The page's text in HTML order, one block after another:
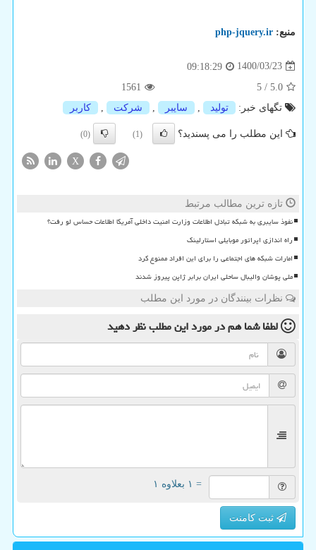
منبع: php-jquery.ir
1400/03/23
09:18:29
5.0
/
5
1561
تگهای خبر:
تولید , سایبر , شركت , كاربر
این مطلب را می پسندید؟ (1)
(0)
X
تازه ترین مطالب مرتبط
نفوذ سایبری به شبکه تبادل اطلاعات وزارت امنیت داخلی آمریکا اطلاعات حساس لو رفت؟
راه اندازی اپراتور موبایلی استارلینک
امارات شبکه های اجتماعی را برای این افراد ممنوع کرد
ملی پوشان والیبال ساحلی ایران برابر ژاپن پیروز شدند
نظرات بینندگان در مورد این مطلب
لطفا شما همدر مورد این مطلبنظر دهید
= ۱ بعلاوه ۱
ثبت کامنت